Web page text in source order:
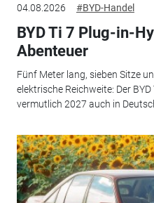
04.08.2026 #BYD-Handel
BYD Ti 7 Plug-in-
Abenteuer
Fünf Meter lang, sieben Sitze
elektrische Reichweite: Der
vermutlich 2027 auch in